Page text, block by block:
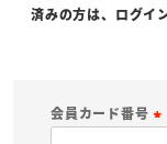
済みの方は、ログイ
会員カード番号